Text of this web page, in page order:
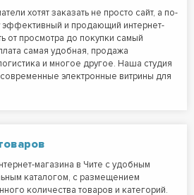
хотят заказать не просто сайт, а по-
эффективный и продающий интернет-
от просмотра до покупки самый
самая удобная, продажа
и многое другое. Наша студия
современные электронные витрины для
магазина в Чите с удобным
каталогом, с размещением
количества товаров и категорий.